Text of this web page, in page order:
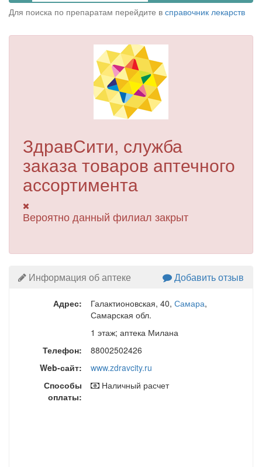
Для поиска по препаратам перейдите в справочник лекарств
ЗдравСити, служба
заказа товаров аптечного
ассортимента
Вероятно данный филиал закрыт
Информация об аптеке Добавить отзыв
Адрес: Галактионовская, 40, Самара,
Самарская обл.
1 этаж; аптека Милана
Телефон:
88002502426
Web-сайт:
www.zdravcity.ru
Способы
оплаты:
Наличный расчет